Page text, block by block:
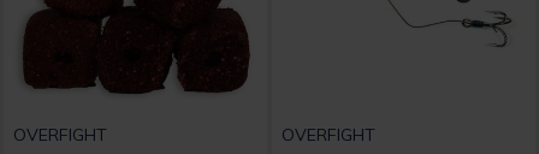
OVERFIGHT OVERFIGHT